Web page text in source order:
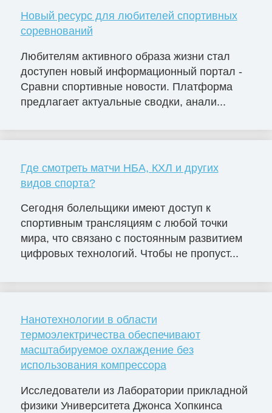
Новый ресурс для любителей спортивных
соревнований
Любителям активного образа жизни стал
доступен новый информационный портал -
Сравни спортивные новости. Платформа
предлагает актуальные сводки, анали...
Где смотреть матчи НБА, КХЛ и других
видов спорта?
Сегодня болельщики имеют доступ к
спортивным трансляциям с любой точки
мира, что связано с постоянным развитием
цифровых технологий. Чтобы не пропуст...
Нанотехнологии в области
термоэлектричества обеспечивают
масштабируемое охлаждение без
использования компрессора
Исследователи из Лаборатории прикладной
физики Университета Джонса Хопкинса